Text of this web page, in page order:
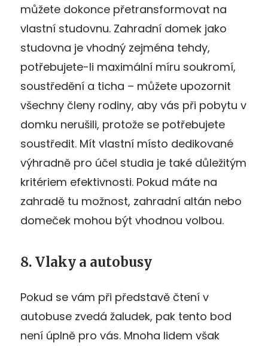
můžete dokonce přetransformovat na
vlastní studovnu. Zahradní domek jako
studovna je vhodný zejména tehdy,
potřebujete-li maximální míru soukromí,
soustředění a ticha – můžete upozornit
všechny členy rodiny, aby vás při pobytu v
domku nerušili, protože se potřebujete
soustředit. Mít vlastní místo dedikované
výhradně pro účel studia je také důležitým
kritériem efektivnosti. Pokud máte na
zahradě tu možnost, zahradní altán nebo
domeček mohou být vhodnou volbou.
8. Vlaky a autobusy
Pokud se vám při představě čtení v
autobuse zvedá žaludek, pak tento bod
není úplně pro vás. Mnoha lidem však